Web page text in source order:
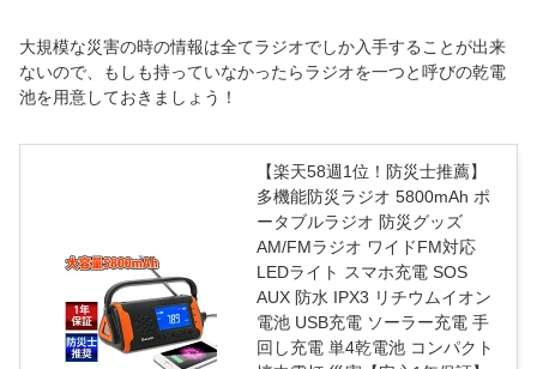
大規模な災害の時の情報は全てラジオでしか入手することが出来
ないので、もしも持っていなかったらラジオを一つと呼びの乾電
池を用意しておきましょう！
【楽天58週1位！防災士推薦】
多機能防災ラジオ 5800mAh ポ
ータブルラジオ 防災グッズ
AM/FMラジオ ワイドFM対応
LEDライト スマホ充電 SOS
AUX 防水 IPX3 リチウムイオン
電池 USB充電 ソーラー充電 手
回し充電 単4乾電池 コンパクト